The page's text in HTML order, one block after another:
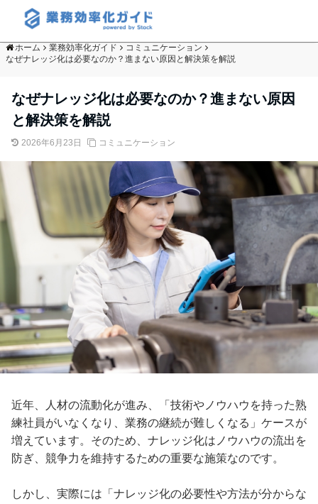
ホーム 業務効率化ガイド
コミュニケーション
なぜナレッジ化は必要なのか？進まない原因と解決策を解説
なぜナレッジ化は必要なのか？進まない原因
と解決策を解説
2026年6月23日 コミュニケーション
近年、人材の流動化が進み、「技術やノウハウを持った熟
練社員がいなくなり、業務の継続が難しくなる」ケースが
増えています。そのため、ナレッジ化はノウハウの流出を
防ぎ、競争力を維持するための重要な施策なのです。
しかし、実際には「ナレッジ化の必要性や方法が分からな